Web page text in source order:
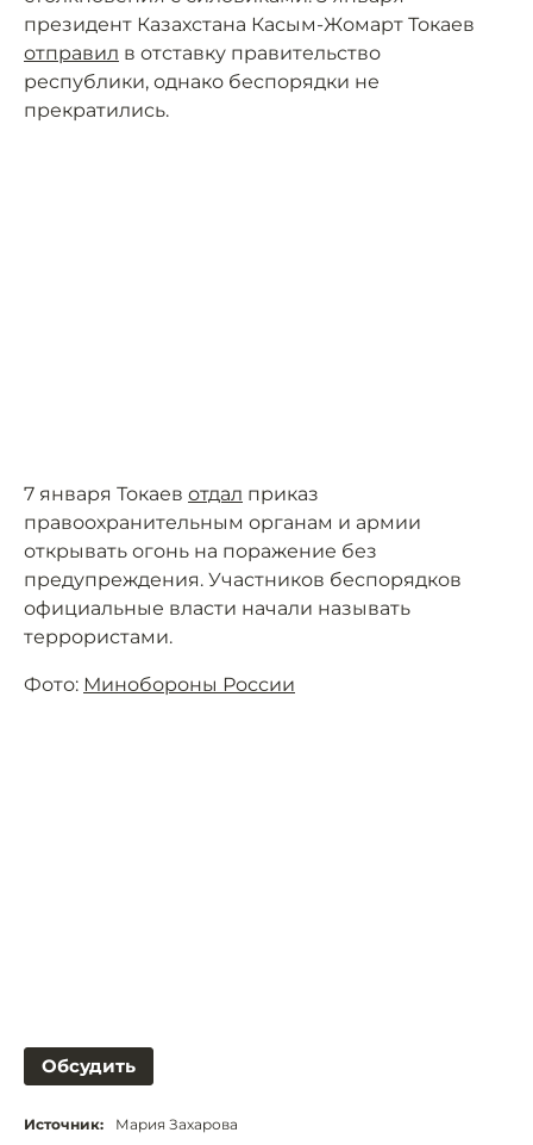
президент Казахстана Касым-Жомарт Токаев
отправил в отставку правительство
республики, однако беспорядки не
прекратились.
7 января Токаев отдал приказ
правоохранительным органам и армии
открывать огонь на поражение без
предупреждения. Участников беспорядков
официальные власти начали называть
террористами.
Фото: Минобороны России
Обсудить
Источник: Мария Захарова